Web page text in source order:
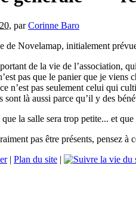
, parCorinne Baro
de Novelamap, initialement
de la vie de l’association,
pas que le panier que je viens
n’est pas seulement celui qui
là aussi parce qu’il y des
la salle sera trop petite... et
pas être présents, pensez
| Plan du site |